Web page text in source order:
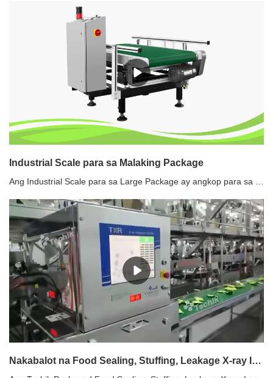
Industrial Scale para sa Malaking Package
Nakabalot na Food Sealing, Stuffing, Leakage X-ray Inspection Machine